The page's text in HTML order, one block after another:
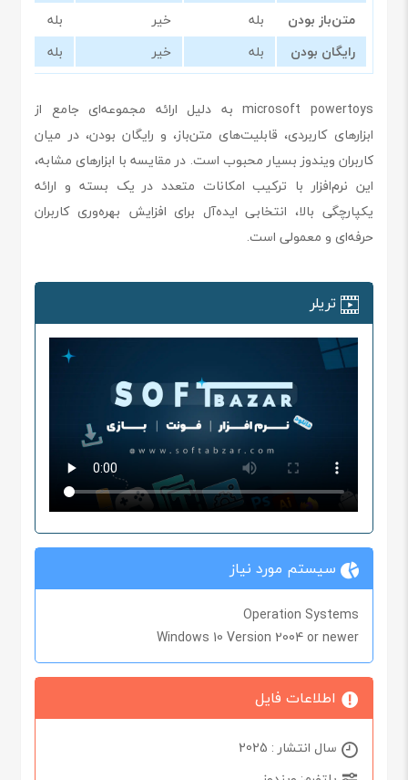
متن‌باز بودن
بله خیر
بله
رایگان بودن
بله خیر بله
microsoft powertoys به دلیل ارائه مجموعه‌ای جامع از
ابزارهای کاربردی، قابلیت‌های متن‌باز، و رایگان بودن، در میان
کاربران ویندوز بسیار محبوب است. در مقایسه با ابزارهای مشابه،
این نرم‌افزار با ترکیب امکانات متعدد در یک بسته و ارائه
یکپارچگی بالا، انتخابی ایده‌آل برای افزایش بهره‌وری کاربران
حرفه‌ای و معمولی است.
تریلر
سیستم مورد نیاز
Operation Systems
Windows 10 Version 2004 or newer
اطلاعات فایل
سال انتشار : 2025